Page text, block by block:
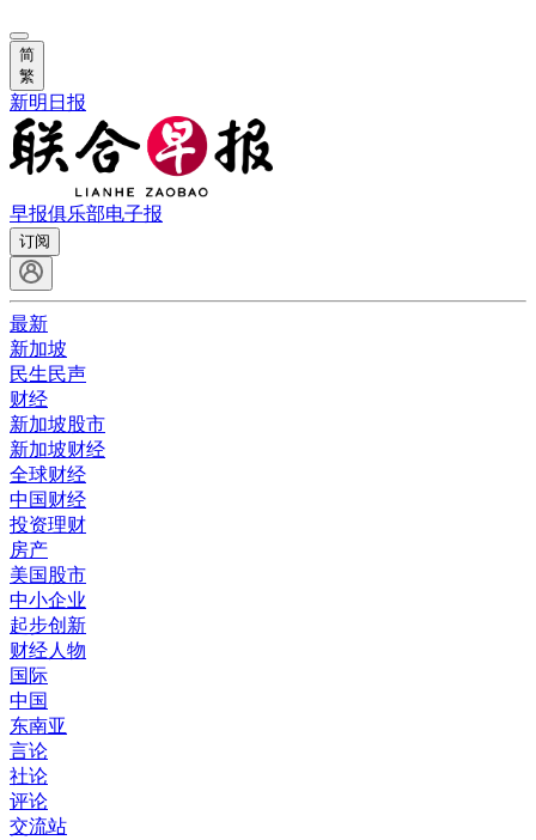
简
繁
新明日报
早报俱乐部电子报
订阅
最新
新加坡
民生民声
财经
新加坡股市
新加坡财经
全球财经
中国财经
投资理财
房产
美国股市
中小企业
起步创新
财经人物
国际
中国
东南亚
言论
社论
评论
交流站